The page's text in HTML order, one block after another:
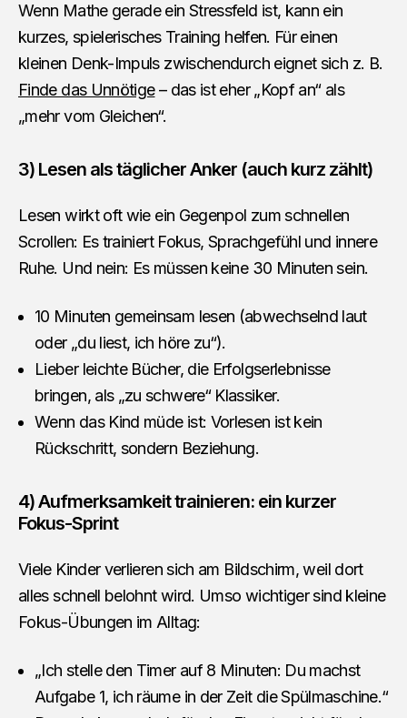
Wenn Mathe gerade ein Stressfeld ist, kann ein
kurzes, spielerisches Training helfen. Für einen
kleinen Denk-Impuls zwischendurch eignet sich z. B.
Finde das Unnötige– das ist eher „Kopf an“ als
„mehr vom Gleichen“.
3) Lesen als täglicher Anker (auch kurz zählt)
Lesen wirkt oft wie ein Gegenpol zum schnellen
Scrollen: Es trainiert Fokus, Sprachgefühl und innere
Ruhe. Und nein: Es müssen keine 30 Minuten sein.
10 Minuten gemeinsam lesen (abwechselnd laut
oder „du liest, ich höre zu“).
Lieber leichte Bücher, die Erfolgserlebnisse
bringen, als „zu schwere“ Klassiker.
Wenn das Kind müde ist: Vorlesen ist kein
Rückschritt, sondern Beziehung.
4) Aufmerksamkeit trainieren: ein kurzer
Fokus-Sprint
Viele Kinder verlieren sich am Bildschirm, weil dort
alles schnell belohnt wird. Umso wichtiger sind kleine
Fokus-Übungen im Alltag:
„Ich stelle den Timer auf 8 Minuten: Du machst
Aufgabe 1, ich räume in der Zeit die Spülmaschine.“